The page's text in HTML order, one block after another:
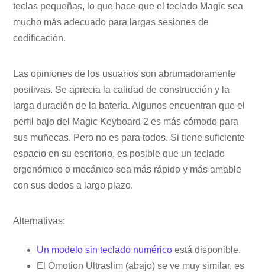
teclas pequeñas, lo que hace que el teclado Magic sea
mucho más adecuado para largas sesiones de
codificación.
Las opiniones de los usuarios son abrumadoramente
positivas. Se aprecia la calidad de construcción y la
larga duración de la batería. Algunos encuentran que el
perfil bajo del Magic Keyboard 2 es más cómodo para
sus muñecas. Pero no es para todos. Si tiene suficiente
espacio en su escritorio, es posible que un teclado
ergonómico o mecánico sea más rápido y más amable
con sus dedos a largo plazo.
Alternativas:
Un modelo sin teclado numérico está disponible.
El Omotion Ultraslim (abajo) se ve muy similar, es